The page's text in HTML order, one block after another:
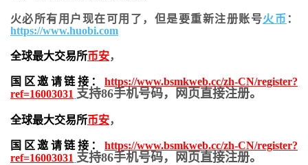
火必所有用户现在可用了，但是要重新注册账号火币 ：
https://www.huobi.com
全球最大交易所币安，
国区邀请链接： https://www.bsmkweb.cc/zh-CN/register?
ref=16003031 支持86手机号码，网页直接注册。
全球最大交易所币安，
国区邀请链接： https://www.bsmkweb.cc/zh-CN/register?
ref=16003031 支持86手机号码，网页直接注册。